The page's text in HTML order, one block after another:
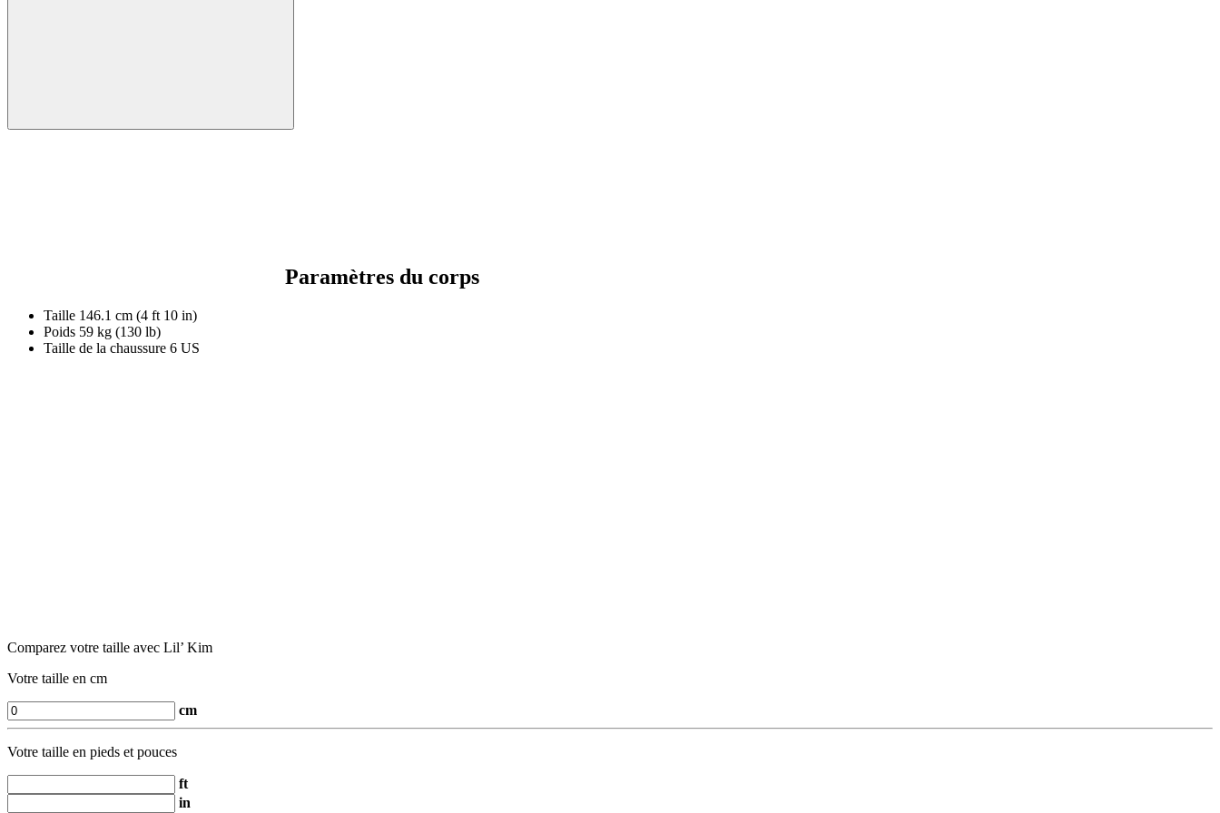
Paramètres du corps
Taille 146.1 cm (4 ft 10 in)
Poids 59 kg (130 lb)
Taille de la chaussure 6 US
Comparez votre taille avec Lil’ Kim
Votre taille en cm
cm
Votre taille en pieds et pouces
ft
in